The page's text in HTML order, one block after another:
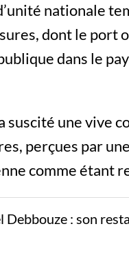
nationale
dont le port
dans le
suscité une vive
perçues par
comme étant
Debbouze : son